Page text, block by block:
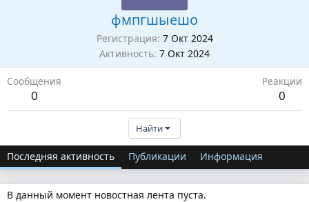
фмпгшыешо
Регистрация 7 Окт 2024
Активность 7 Окт 2024
Сообщения
0
Реакции
0
Найти
Последняя активность Публикации Информация
В данный момент новостная лента пуста.